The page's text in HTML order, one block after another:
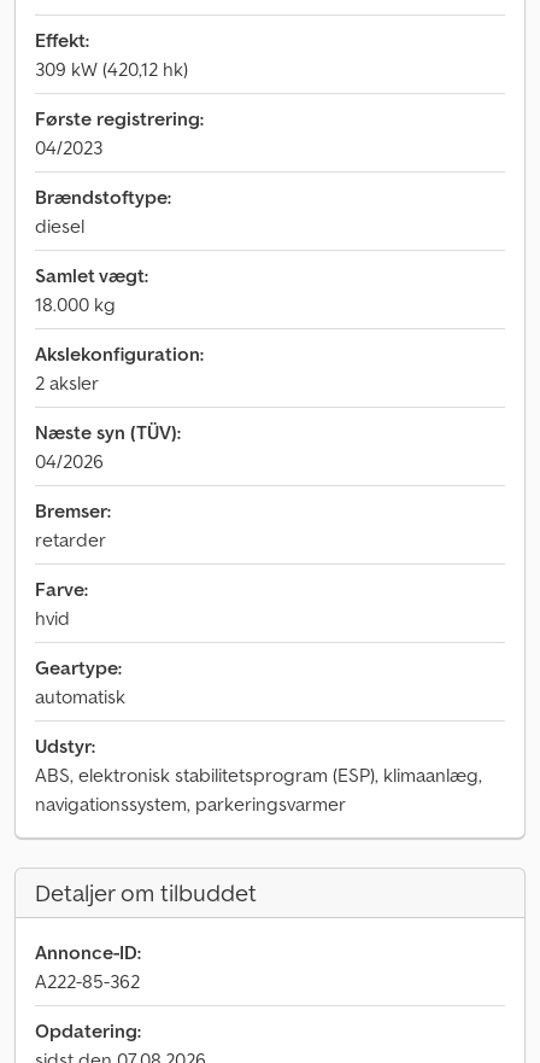
Effekt:
309 kW (420,12 hk)
Første registrering:
04/2023
Brændstoftype:
diesel
Samlet vægt:
18.000 kg
Akslekonfiguration:
2 aksler
Næste syn (TÜV):
04/2026
Bremser:
retarder
Farve:
hvid
Geartype:
automatisk
Udstyr:
ABS, elektronisk stabilitetsprogram (ESP), klimaanlæg,
navigationssystem, parkeringsvarmer
Detaljer om tilbuddet
Annonce-ID:
A222-85-362
Opdatering: